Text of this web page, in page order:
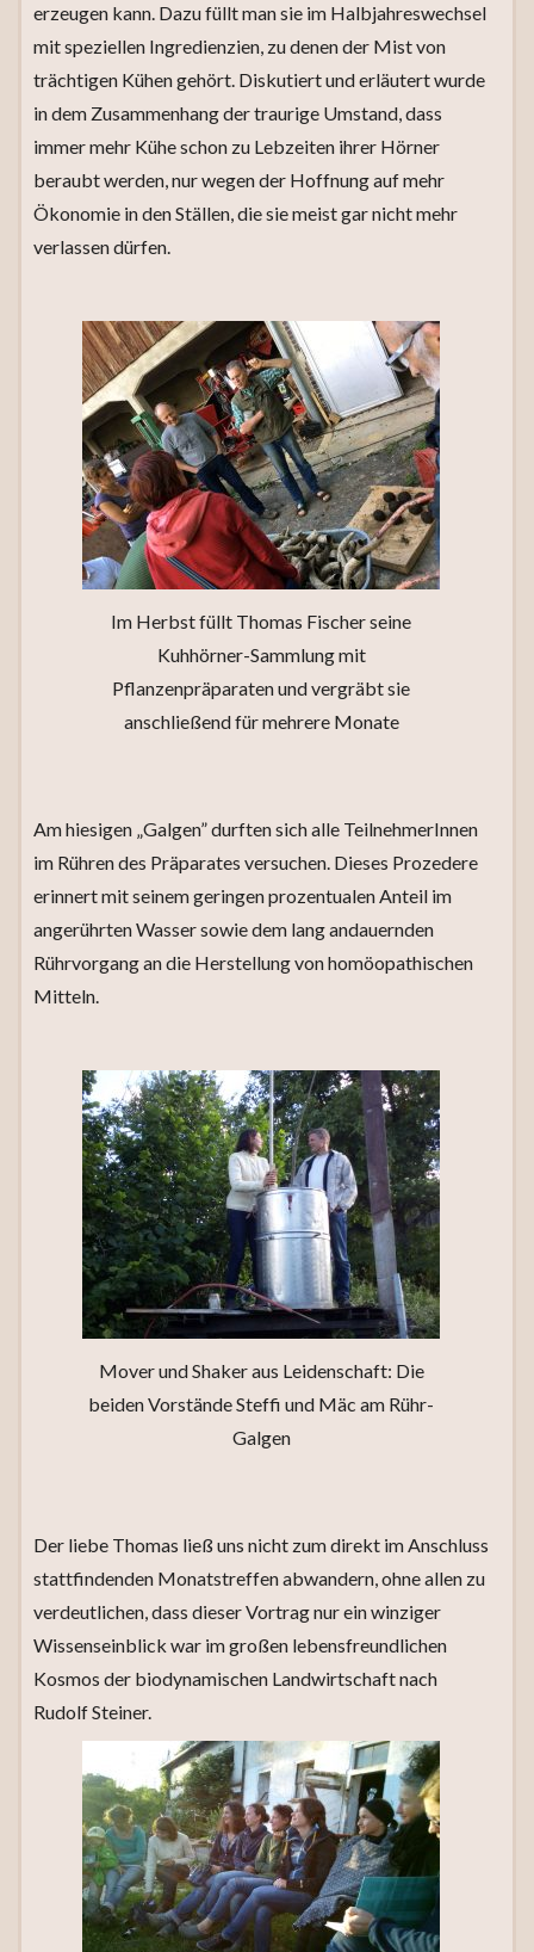
erzeugen kann. Dazu füllt man sie im Halbjahreswechsel
mit speziellen Ingredienzien, zu denen der Mist von
trächtigen Kühen gehört. Diskutiert und erläutert wurde
in dem Zusammenhang der traurige Umstand, dass
immer mehr Kühe schon zu Lebzeiten ihrer Hörner
beraubt werden, nur wegen der Hoffnung auf mehr
Ökonomie in den Ställen, die sie meist gar nicht mehr
verlassen dürfen.
Im Herbst füllt Thomas Fischer seine
Kuhhörner-Sammlung mit
Pflanzenpräparaten und vergräbt sie
anschließend für mehrere Monate
Am hiesigen „Galgen” durften sich alle TeilnehmerInnen
im Rühren des Präparates versuchen. Dieses Prozedere
erinnert mit seinem geringen prozentualen Anteil im
angerührten Wasser sowie dem lang andauernden
Rührvorgang an die Herstellung von homöopathischen
Mitteln.
Mover und Shaker aus Leidenschaft: Die
beiden Vorstände Steffi und Mäc am Rühr-
Galgen
Der liebe Thomas ließ uns nicht zum direkt im Anschluss
stattfindenden Monatstreffen abwandern, ohne allen zu
verdeutlichen, dass dieser Vortrag nur ein winziger
Wissenseinblick war im großen lebensfreundlichen
Kosmos der biodynamischen Landwirtschaft nach
Rudolf Steiner.